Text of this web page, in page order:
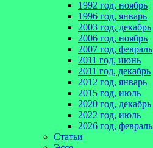
1992 год, ноябрь
1996 год, январь
2003 год, декабрь
2006 год, ноябрь
2007 год, февраль
2011 год, июнь
2011 год, декабрь
2012 год, январь
2015 год, июль
2020 год, декабрь
2022 год, июль
2026 год, февраль
Статьи